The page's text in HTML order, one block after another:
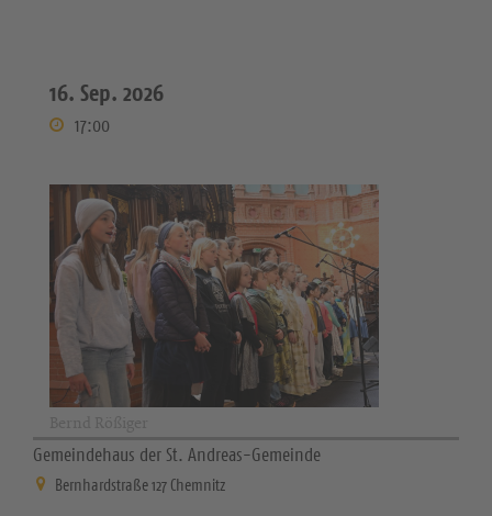
16. Sep. 2026
17:00
Gemeindehaus der St. Andreas-Gemeinde
Bernhardstraße 127 Chemnitz